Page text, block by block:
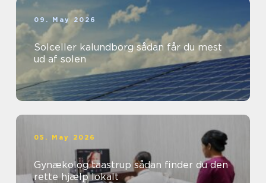
09. May 2026
Solceller kalundborg sådan får du mest
ud af solen
05. May 2026
Gynækolog taastrup sådan finder du den
rette hjælp lokalt